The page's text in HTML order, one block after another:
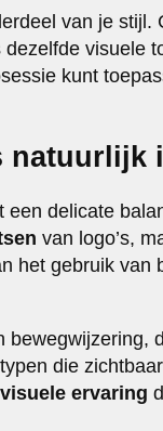
van je stijl.
visuele
kunt
natuurlijk
een delicate
van logo’s,
het gebruik van
die
ervaring